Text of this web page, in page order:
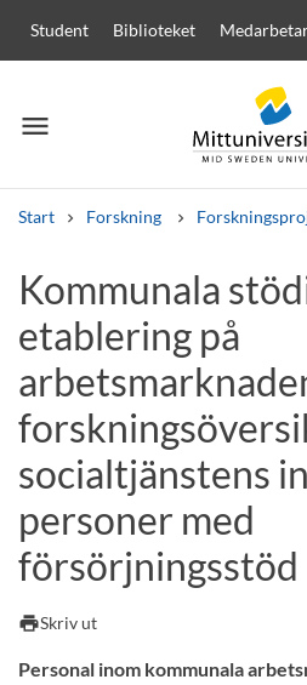
Student Biblioteket
menu
Meny
Start Forskning
Andra söktjänster
Kurser och programKursplaner
Lediga jobb
Kommunala
etablering på
socialtjänstens
personer med
försörjningsstöd
printSkriv ut
Personal inom kommunala